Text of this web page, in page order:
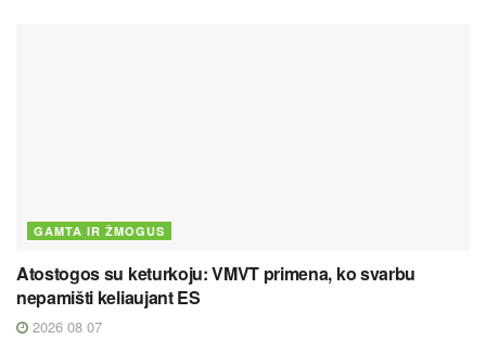
GAMTA IR ŽMOGUS
Atostogos su keturkoju: VMVT primena, ko svarbu
nepamišti keliaujant ES
2026 08 07